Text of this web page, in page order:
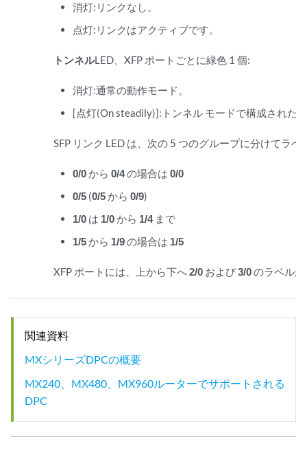
消灯:リンクなし。
点灯:リンクはアクティブです。
トンネルLED、XFP ポートごとに緑色 1 個:
消灯:通常の動作モード。
[点灯(On steadily)]:トンネル モードで構成された
SFP リンク LED は、次の 5 つのグループに分けてラ
0/0から 0/4の場合は 0/0
0/5(0/5から 0/9)
1/0は 1/0から 1/4まで
1/5から 1/9の場合は 1/5
XFP ポートには、上から下へ2/0 および3/0のラベル
関連資料
MXシリーズDPCの概要
MX240、MX480、MX960ルーターでサポートされる
DPC